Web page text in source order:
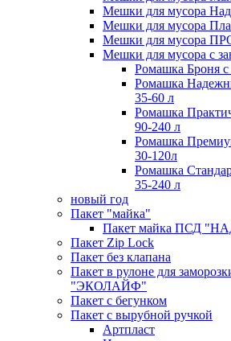
Мешки для мусора
Мешки для мусора
Мешки для мусора
Мешки для мусора с
Ромашка Броня с
Ромашка
35-60 л
Ромашка
90-240 л
Ромашка
30-120л
Ромашка
35-240 л
новый год
Пакет "майка"
Пакет майка ПСД
Пакет Zip Lock
Пакет без клапана
Пакет в рулоне для
"ЭКОЛАЙФ"
Пакет с бегунком
Пакет с вырубной ручкой
Артпласт